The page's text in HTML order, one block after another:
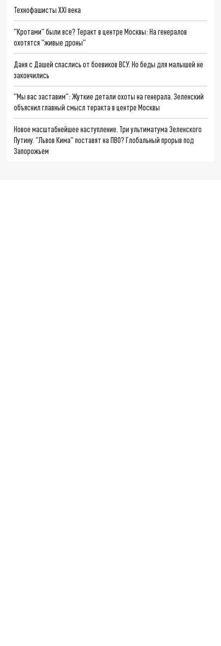
Технофашисты XXI века
"Кротами" были все? Теракт в центре Москвы: На генералов
охотятся "живые дроны"
Даня с Дашей спаслись от боевиков ВСУ. Но беды для малышей не
закончились
"Мы вас заставим": Жуткие детали охоты на генерала. Зеленский
объяснил главный смысл теракта в центре Москвы
Новое масштабнейшее наступление. Три ультиматума Зеленского
Путину. "Львов Кима" поставят на ПВО? Глобальный прорыв под
Запорожьем